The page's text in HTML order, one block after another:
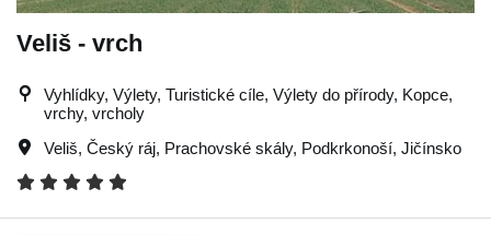
Veliš - vrch
Vyhlídky, Výlety, Turistické cíle, Výlety do přírody, Kopce,
vrchy, vrcholy
Veliš, Český ráj, Prachovské skály, Podkrkonoší, Jičínsko